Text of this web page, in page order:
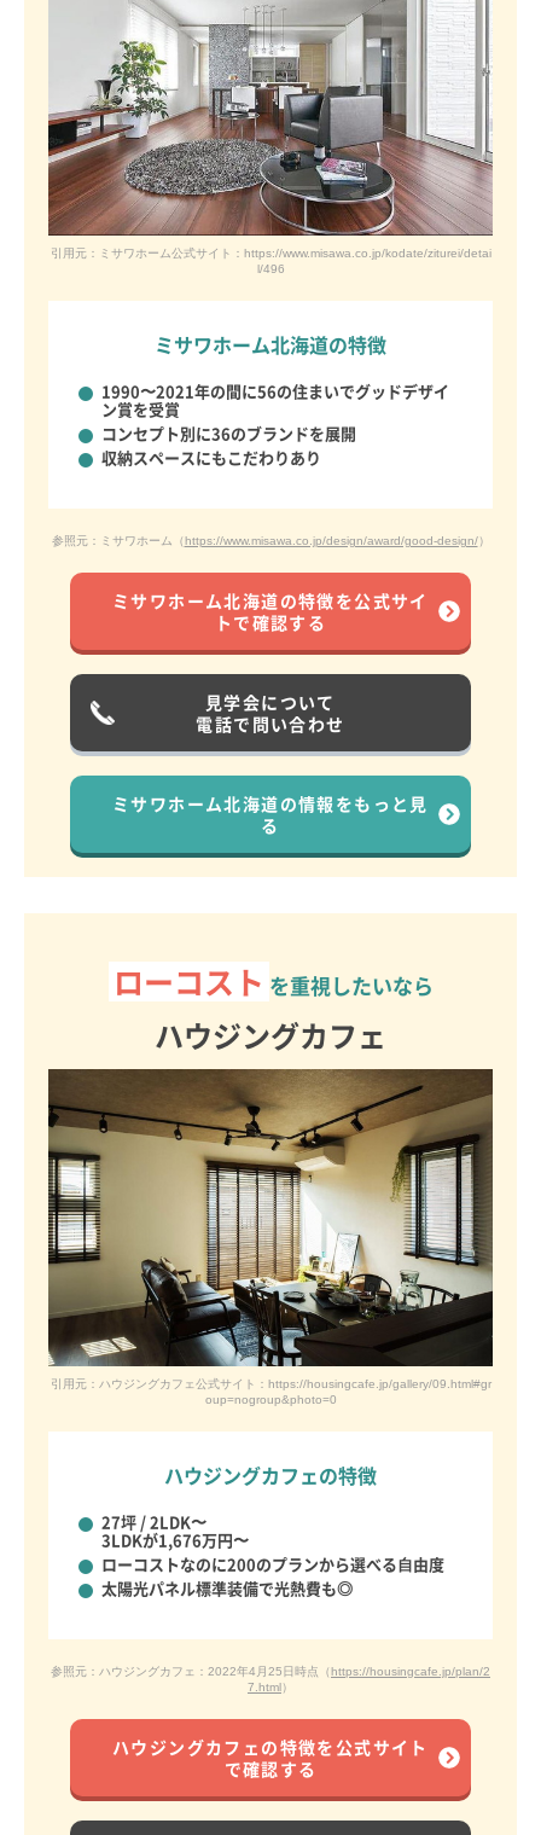
引用元：ミサワホーム公式サイト：https://www.misawa.co.jp/kodate/ziturei/detai
l/496
ミサワホーム北海道の特徴
1990〜2021年の間に56の住まいでグッドデザイ
ン賞を受賞
コンセプト別に36のブランドを展開
収納スペースにもこだわりあり
参照元：ミサワホーム（https://www.misawa.co.jp/design/award/good-design/）
ミサワホーム北海道の特徴を公式サイ
トで確認する
見学会について
電話で問い合わせ
ミサワホーム北海道の情報をもっと見
る
ローコスト を重視したいなら
ハウジングカフェ
引用元：ハウジングカフェ公式サイト：https://housingcafe.jp/gallery/09.html#gr
oup=nogroup&photo=0
ハウジングカフェの特徴
27坪 / 2LDK〜
3LDKが1,676万円〜
ローコストなのに200のプランから選べる⾃由度
太陽光パネル標準装備で光熱費も◎
参照元：ハウジングカフェ：2022年4月25日時点（https://housingcafe.jp/plan/2
7.html）
ハウジングカフェの特徴を公式サイト
で確認する